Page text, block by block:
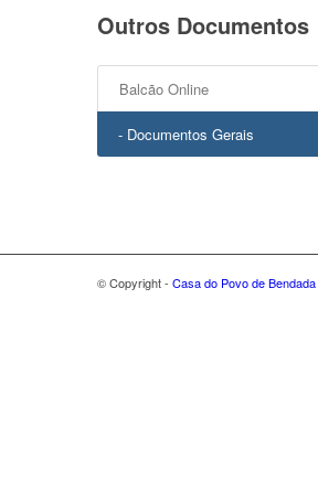
Outros Documentos
Balcão Online
- Documentos Gerais
© Copyright - Casa do Povo de Bendada